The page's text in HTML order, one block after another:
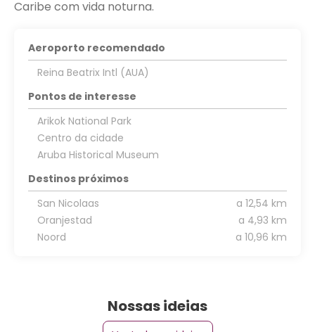
Aeroporto recomendado
Reina Beatrix Intl (AUA)
Pontos de interesse
Arikok National Park
Centro da cidade
Aruba Historical Museum
Destinos próximos
San Nicolaas
a 12,54 km
Oranjestad
a 4,93 km
Noord
a 10,96 km
Nossas ideias